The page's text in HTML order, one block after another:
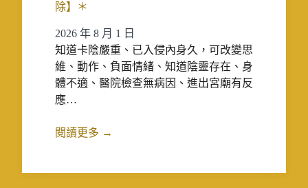
除】＊
2026 年 8 月 1 日
知道卡陰嚴重、已入侵內身久，可改變思
維、動作、負面情緒、知道陰靈存在、身
體不適、醫院檢查無病因、進出宮廟有反
應…
閱讀更多 →